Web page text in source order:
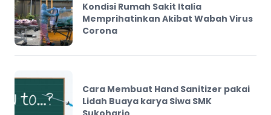
Kondisi Rumah Sakit Italia
Memprihatinkan Akibat Wabah Virus
Corona
Cara Membuat Hand Sanitizer pakai
Lidah Buaya karya Siwa SMK